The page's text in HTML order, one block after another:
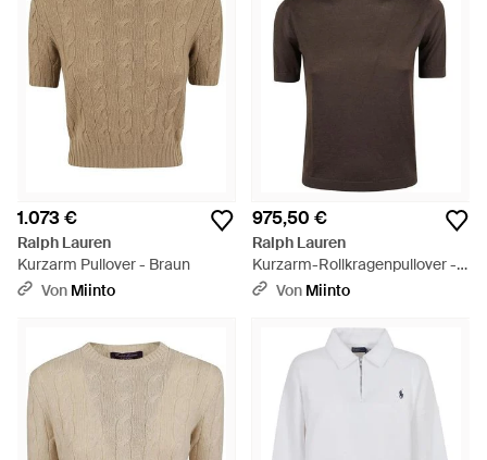
1.073 €
Ralph Lauren
Kurzarm Pullover - Braun
Von Miinto
975,50 €
Ralph Lauren
Kurzarm-Rollkragenpullover -
Braun
Von Miinto